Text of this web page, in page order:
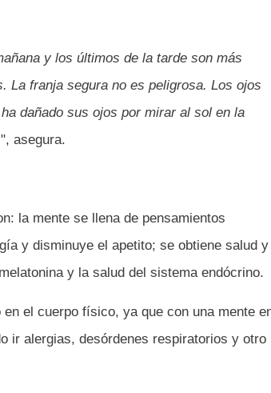
y los últimos de la tarde son más
La franja segura no es peligrosa. Los ojos
dañado sus ojos por mirar al sol en la
", asegura.
la mente se llena de pensamientos
y disminuye el apetito; se obtiene salud y
y la salud del sistema endócrino.
el cuerpo físico, ya que con una mente
ir alergias, desórdenes respiratorios y otro